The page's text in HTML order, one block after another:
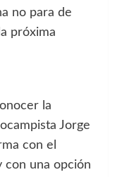
no para de
próxima
la
Jorge
con el
con una opción